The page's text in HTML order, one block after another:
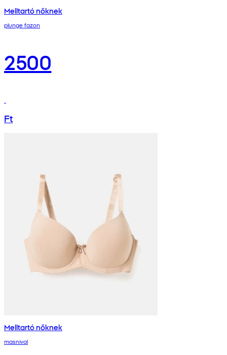
Melltartó nőknek
plunge fazon
2500
Ft
Melltartó nőknek
masnival